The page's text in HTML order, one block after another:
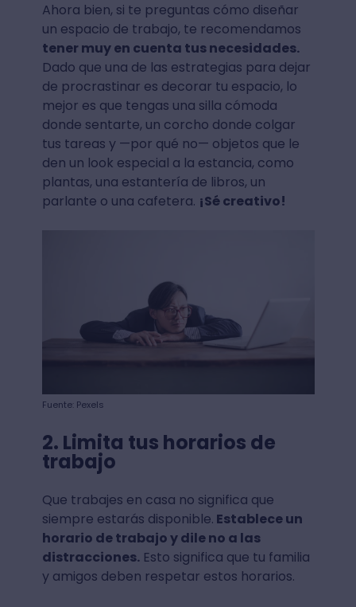
Ahora bien, si te preguntas cómo diseñar
un espacio de trabajo, te recomendamos
tener muy en cuenta tus necesidades.
Dado que una de las estrategias para dejar
de procrastinar es decorar tu espacio, lo
mejor es que tengas una silla cómoda
donde sentarte, un corcho donde colgar
tus tareas y —por qué no— objetos que le
den un look especial a la estancia, como
plantas, una estantería de libros, un
parlante o una cafetera. ¡Sé creativo!
Fuente: Pexels
2. Limita tus horarios de
trabajo
Que trabajes en casa no significa que
siempre estarás disponible. Establece un
horario de trabajo y dile no a las
distracciones.Esto significa que tu familia
y amigos deben respetar estos horarios.